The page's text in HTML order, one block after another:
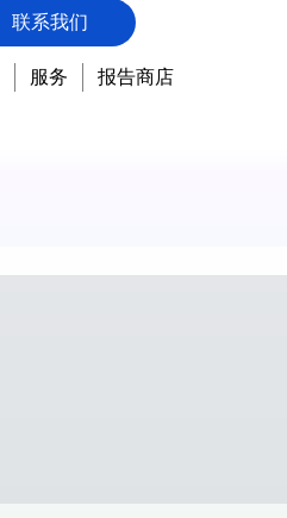
联系我们
服务 报告商店